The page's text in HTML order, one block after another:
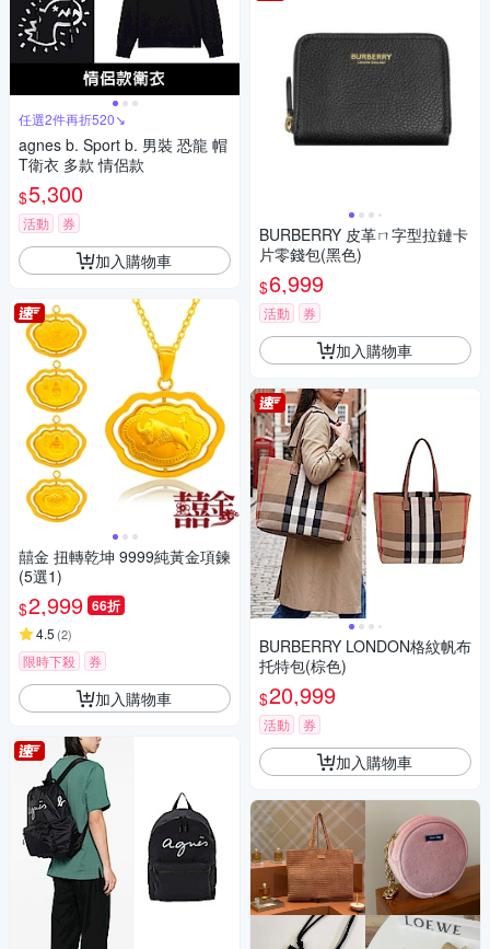
任選2件再折520↘
agnes b. Sport b. 男裝 恐龍 帽
T衛衣 多款 情侶款
$5,300
活動 券
加入購物車
囍金 扭轉乾坤 9999純黃金項鍊
(5選1)
$2,999 66折
4.5 (2)
限時下殺 券
加入購物車
BURBERRY 皮革ㄇ字型拉鏈卡
片零錢包(黑色)
$6,999
活動 券
加入購物車
BURBERRY LONDON格紋帆布
托特包(棕色)
$20,999
活動 券
加入購物車